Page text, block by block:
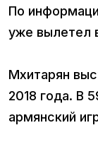
По
уже вылетел
Мхитарян
2018 года. В
армянский